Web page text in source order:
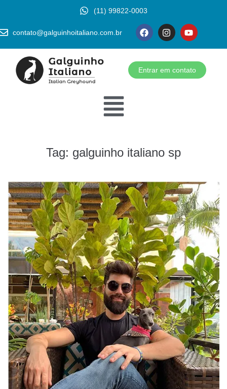
(11) 99822-0003
contato@galguinhoitaliano.com.br
Entrar em contato
Tag: galguinho italiano sp